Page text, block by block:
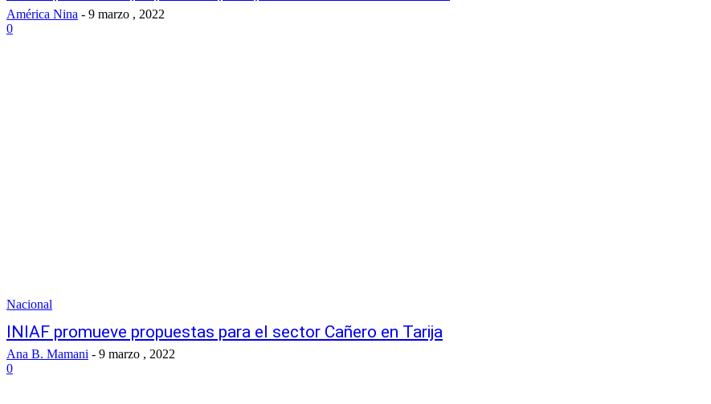
América Nina - 9 marzo , 2022
0
Nacional
INIAF promueve propuestas para el sector Cañero en Tarija
Ana B. Mamani - 9 marzo , 2022
0